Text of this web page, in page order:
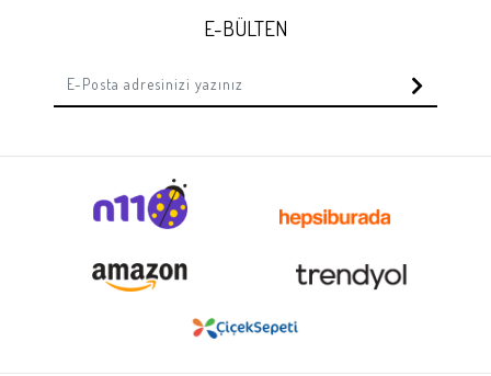
E-BÜLTEN